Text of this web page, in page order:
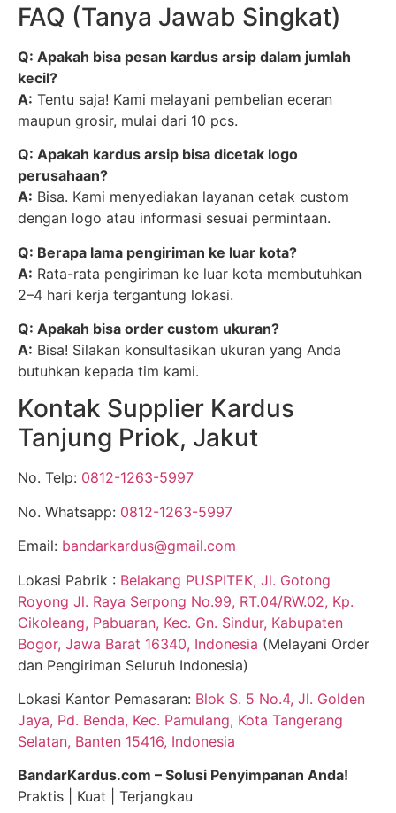
FAQ (Tanya Jawab Singkat)
Q: Apakah bisa pesan kardus arsip dalam jumlah
kecil?
A: Tentu saja! Kami melayani pembelian eceran
maupun grosir, mulai dari 10 pcs.
Q: Apakah kardus arsip bisa dicetak logo
perusahaan?
A: Bisa. Kami menyediakan layanan cetak custom
dengan logo atau informasi sesuai permintaan.
Q: Berapa lama pengiriman ke luar kota?
A: Rata-rata pengiriman ke luar kota membutuhkan
2–4 hari kerja tergantung lokasi.
Q: Apakah bisa order custom ukuran?
A: Bisa! Silakan konsultasikan ukuran yang Anda
butuhkan kepada tim kami.
Kontak Supplier Kardus
Tanjung Priok, Jakut
No. Telp: 0812-1263-5997
No. Whatsapp: 0812-1263-5997
Email: bandarkardus@gmail.com
Lokasi Pabrik : Belakang PUSPITEK, Jl. Gotong
Royong Jl. Raya Serpong No.99, RT.04/RW.02, Kp.
Cikoleang, Pabuaran, Kec. Gn. Sindur, Kabupaten
Bogor, Jawa Barat 16340, Indonesia (Melayani Order
dan Pengiriman Seluruh Indonesia)
Lokasi Kantor Pemasaran: Blok S. 5 No.4, Jl. Golden
Jaya, Pd. Benda, Kec. Pamulang, Kota Tangerang
Selatan, Banten 15416, Indonesia
BandarKardus.com – Solusi Penyimpanan Anda!
Praktis | Kuat | Terjangkau